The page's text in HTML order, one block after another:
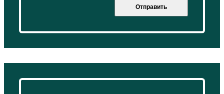
Отправить